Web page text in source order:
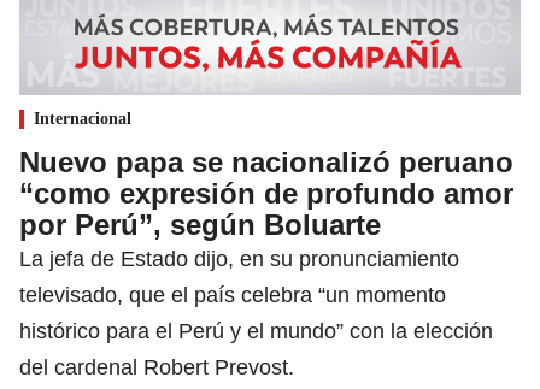
Internacional
Nuevo papa se nacionalizó peruano
“como expresión de profundo amor
por Perú”, según Boluarte
La jefa de Estado dijo, en su pronunciamiento
televisado, que el país celebra “un momento
histórico para el Perú y el mundo” con la elección
del cardenal Robert Prevost.